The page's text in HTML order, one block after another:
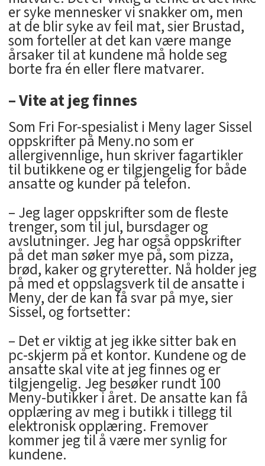
er syke mennesker vi snakker om, men
at de blir syke av feil mat, sier Brustad,
som forteller at det kan være mange
årsaker til at kundene må holde seg
borte fra én eller flere matvarer.
– Vite at jeg finnes
Som Fri For-spesialist i Meny lager Sissel
oppskrifter på Meny.no som er
allergivennlige, hun skriver fagartikler
til butikkene og er tilgjengelig for både
ansatte og kunder på telefon.
– Jeg lager oppskrifter som de fleste
trenger, som til jul, bursdager og
avslutninger. Jeg har også oppskrifter
på det man søker mye på, som pizza,
brød, kaker og gryteretter. Nå holder jeg
på med et oppslagsverk til de ansatte i
Meny, der de kan få svar på mye, sier
Sissel, og fortsetter:
– Det er viktig at jeg ikke sitter bak en
pc-skjerm på et kontor. Kundene og de
ansatte skal vite at jeg finnes og er
tilgjengelig. Jeg besøker rundt 100
Meny-butikker i året. De ansatte kan få
opplæring av meg i butikk i tillegg til
elektronisk opplæring. Fremover
kommer jeg til å være mer synlig for
kundene.